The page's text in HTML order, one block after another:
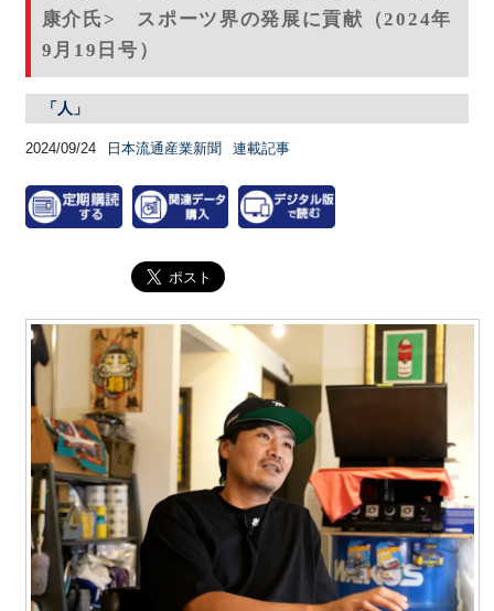
康介氏> スポーツ界の発展に貢献（2024年
9月19日号）
「人」
2024/09/24 日本流通産業新聞 連載記事